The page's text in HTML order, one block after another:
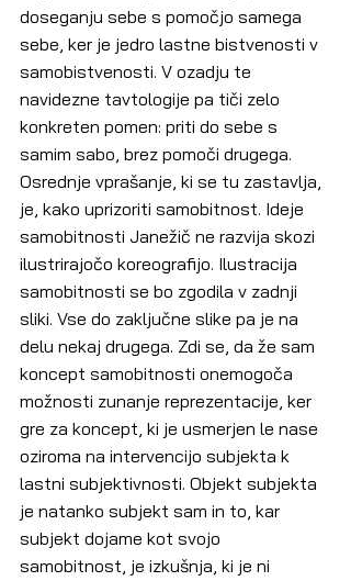
doseganju sebe s pomočjo samega
sebe, ker je jedro lastne bistvenosti v
samobistvenosti. V ozadju te
navidezne tavtologije pa tiči zelo
konkreten pomen: priti do sebe s
samim sabo, brez pomoči drugega.
Osrednje vprašanje, ki se tu zastavlja,
je, kako uprizoriti samobitnost. Ideje
samobitnosti Janežič ne razvija skozi
ilustrirajočo koreografijo. Ilustracija
samobitnosti se bo zgodila v zadnji
sliki. Vse do zaključne slike pa je na
delu nekaj drugega. Zdi se, da že sam
koncept samobitnosti onemogoča
možnosti zunanje reprezentacije, ker
gre za koncept, ki je usmerjen le nase
oziroma na intervencijo subjekta k
lastni subjektivnosti. Objekt subjekta
je natanko subjekt sam in to, kar
subjekt dojame kot svojo
samobitnost, je izkušnja, ki je ni